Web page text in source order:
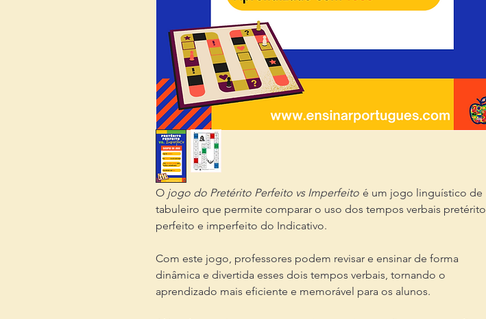
O jogo do Pretérito Perfeito vs Imperfeito é um jogo linguístico de
tabuleiro que permite comparar o uso dos tempos verbais pretérito
perfeito e imperfeito do Indicativo.
Com este jogo, professores podem revisar e ensinar de forma
dinâmica e divertida esses dois tempos verbais, tornando o
aprendizado mais eficiente e memorável para os alunos.